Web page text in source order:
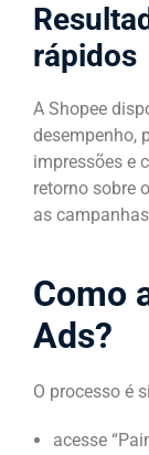
rápidos
A Shopee
desempenho,
impressões e
retorno sobre
as
Como
Ads?
O processo é
acesse